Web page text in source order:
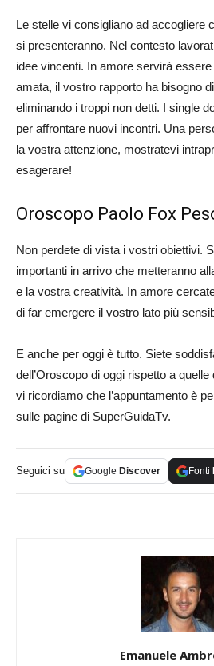
Le stelle vi consigliano ad accogliere
si presenteranno. Nel contesto
idee vincenti. In amore servirà
amata, il vostro rapporto ha bisogno
eliminando i troppi non detti. I single
per affrontare nuovi incontri. Una
la vostra attenzione, mostratevi
esagerare!
Oroscopo Paolo Fox
Non perdete di vista i vostri obiettivi.
importanti in arrivo che metteranno
e la vostra creatività. In amore
di far emergere il vostro lato più
E anche per oggi è tutto. Siete
dell’Oroscopo di oggi rispetto a
vi ricordiamo che l’appuntamento è
sulle pagine di SuperGuidaTv.
Seguici su Google Discover Fonti
Emanuele